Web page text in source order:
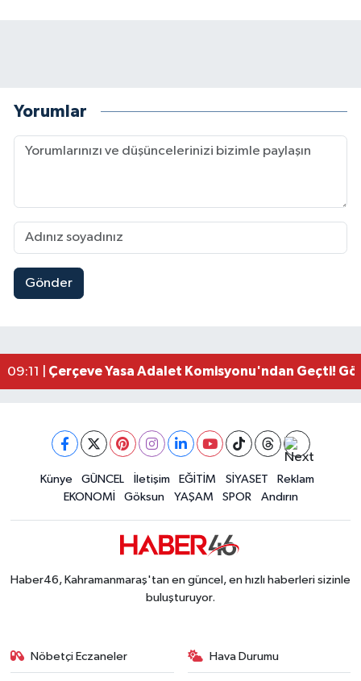
Yorumlar
Gönder
17:19 |Kahramanmaraşlı İşçi Adana'daki Tünel
09:11 | Çerçeve Yasa Adalet Komisyonu'ndan Geçti!
09:04 |Kahramanmaraş'taki Okul Saldırısı TBMM
Kahramanmaraş'ta Pusula Maraş Eğitim
Kahramanmaraş'ta Tarım İçin Su Seferberliği
20:02 |Kahramanmaraş'ta 5 Kilometrelik Yolda Sıcak
Künye GÜNCEL İletişim EĞİTİM SİYASET
Reklam
EKONOMİ
Göksun YAŞAM SPOR Andırın
Haber46, Kahramanmaraş'tan en güncel, en hızlı haberleri sizinle
buluşturuyor.
Nöbetçi Eczaneler Hava Durumu
BİLİM VE TEKNOLOJİ
TANITIM